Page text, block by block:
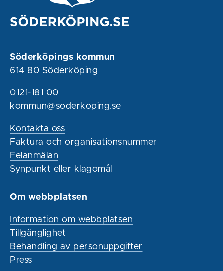
Söderköpings kommun
614 80 Söderköping
0121-181 00
kommun@soderkoping.se
Kontakta oss
Faktura och organisationsnummer
Felanmälan
Synpunkt eller klagomål
Om webbplatsen
Information om webbplatsen
Tillgänglighet
Behandling av personuppgifter
Press